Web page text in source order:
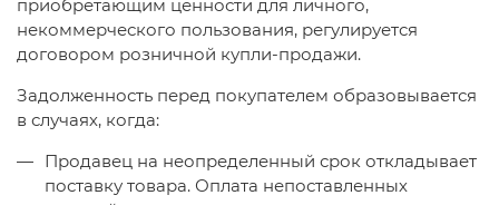
приобретающим ценности для личного,
некоммерческого пользования, регулируется
договором розничной купли-продажи.
Задолженность перед покупателем образовывается
в случаях, когда:
Продавец на неопределенный срок откладывает
поставку товара. Оплата непоставленных